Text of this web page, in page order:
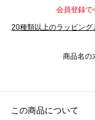
会員登録で
20種類以上のラッピン
商品名の
この商品について